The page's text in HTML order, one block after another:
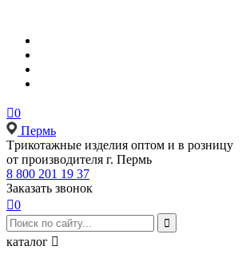
0
Пермь
Tрикотажные изделия оптом и в розницу
от производителя г. Пермь
8 800 201 19 37
Заказать звонок
0

каталог 